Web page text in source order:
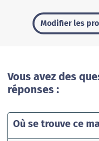
Modifier les
Vous avez des
réponses :
Où se trouve ce